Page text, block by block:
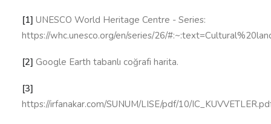
[1] UNESCO World Heritage Centre - Series:
https://whc.unesco.org/en/series/26/
[2] Google Earth tabanlı coğrafi harita.
[3]
https://irfanakar.com/SUNUM/LISE/pdf/10/